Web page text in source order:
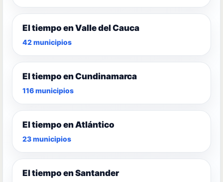
El tiempo en Valle del Cauca
42 municipios
El tiempo en Cundinamarca
116 municipios
El tiempo en Atlántico
23 municipios
El tiempo en Santander